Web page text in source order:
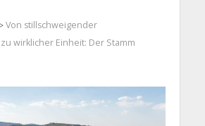
> Von stillschweigender
wirklicher Einheit: Der Stamm